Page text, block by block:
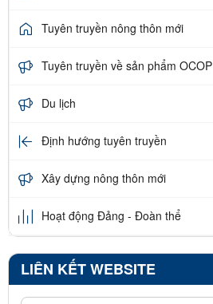
Tuyên truyền nông thôn mới
Tuyên truyền về sản phẩm OCOP
Du lịch
Định hướng tuyên truyền
Xây dựng nông thôn mới
Hoạt động Đảng - Đoàn thể
LIÊN KẾT WEBSITE